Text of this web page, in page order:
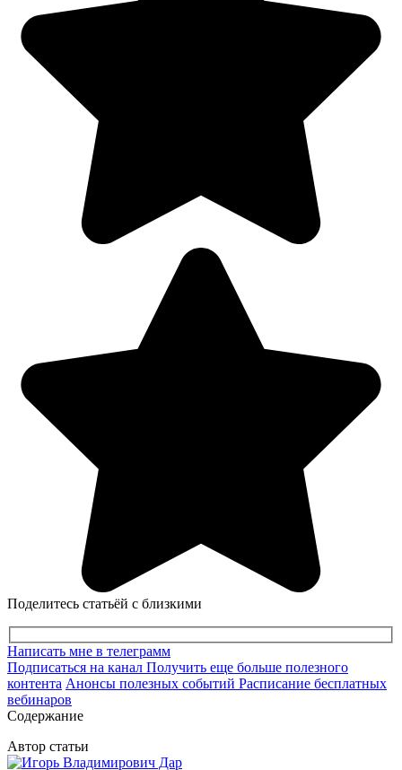
Поделитесь статьёй с близкими
Написать мне в телеграмм
Подписаться на канал Получить еще больше полезного
контента Анонсы полезных событий Расписание бесплатных
вебинаров
Содержание
Автор статьи